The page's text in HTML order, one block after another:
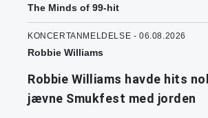
The Minds of 99-hit
KONCERTANMELDELSE - 06.08.2026
Robbie Williams
Robbie Williams havde hits
jævne Smukfest med jorden